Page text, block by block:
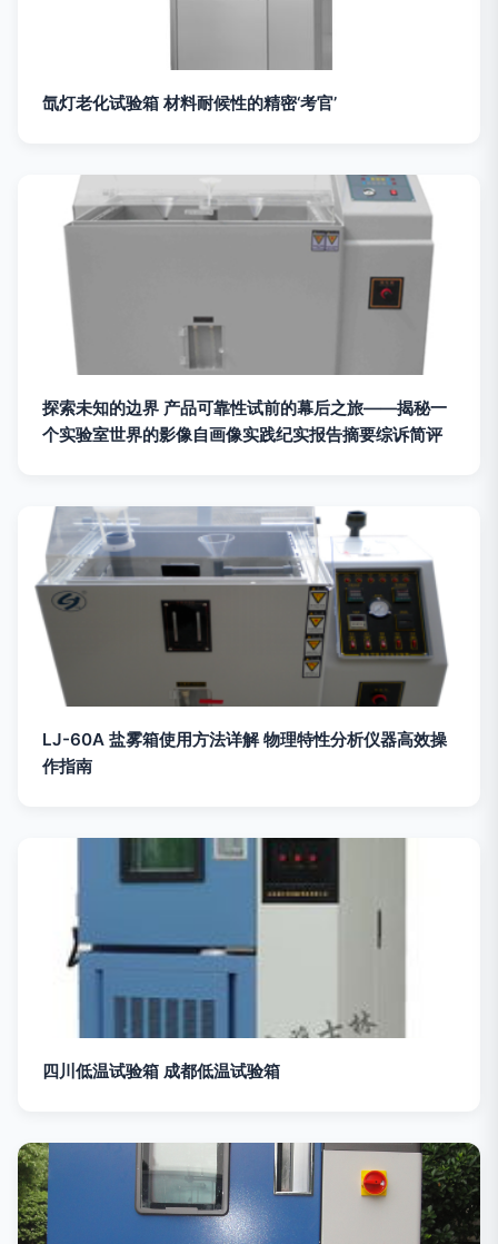
氙灯老化试验箱 材料耐候性的精密‘考官’
探索未知的边界 产品可靠性试前的幕后之旅——揭秘一
个实验室世界的影像自画像实践纪实报告摘要综诉简评
LJ-60A 盐雾箱使用方法详解 物理特性分析仪器高效操
作指南
四川低温试验箱 成都低温试验箱